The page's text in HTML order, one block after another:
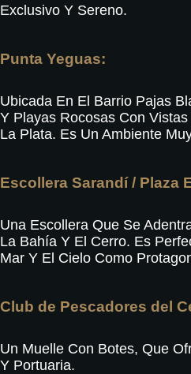
Exclusivo Y Sereno.
Punta Yeguas:
Ubicada En El Barrio Pajas
Y Playas Rocosas Con
La Plata. Es Un Ambiente
Escollera Sarandí / Plaza
Una Escollera Que Se
La Bahía Y El Cerro. Es
Mar Y El Cielo Como
Club de Pescadores del
Un Muelle Con Botes, Que
Y Portuaria.